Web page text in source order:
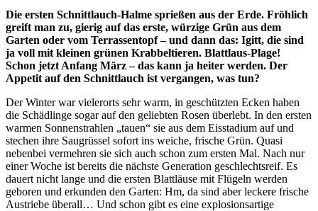
Die ersten Schnittlauch-Halme sprießen aus der Erde. Fröhlich
greift man zu, gierig auf das erste, würzige Grün aus dem
Garten oder vom Terrassentopf – und dann das: Igitt, die sind
ja voll mit kleinen grünen Krabbeltieren. Blattlaus-Plage!
Schon jetzt Anfang März – das kann ja heiter werden. Der
Appetit auf den Schnittlauch ist vergangen, was tun?
Der Winter war vielerorts sehr warm, in geschützten Ecken haben
die Schädlinge sogar auf den geliebten Rosen überlebt. In den ersten
warmen Sonnenstrahlen „tauen“ sie aus dem Eisstadium auf und
stechen ihre Saugrüssel sofort ins weiche, frische Grün. Quasi
nebenbei vermehren sie sich auch schon zum ersten Mal. Nach nur
einer Woche ist bereits die nächste Generation geschlechtsreif. Es
dauert nicht lange und die ersten Blattläuse mit Flügeln werden
geboren und erkunden den Garten: Hm, da sind aber leckere frische
Austriebe überall… Und schon gibt es eine explosionsartige